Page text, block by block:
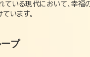
ている現代において、幸福
います。
プ